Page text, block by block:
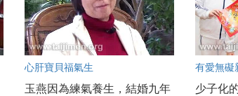
心肝寶貝福氣生
玉燕因為練氣養生，結婚九年
有愛無礙
少子化